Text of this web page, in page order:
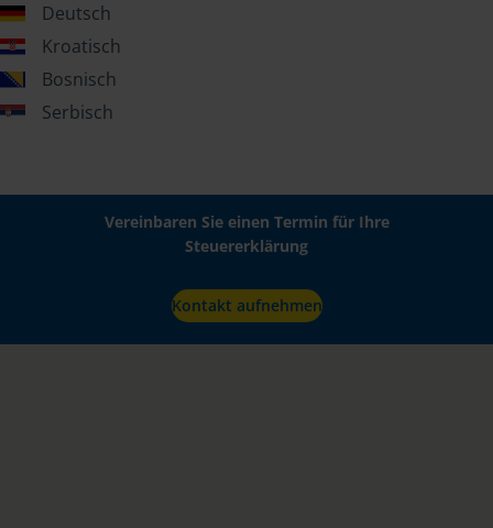
Deutsch
Kroatisch
Bosnisch
Serbisch
Vereinbaren Sie einen Termin für Ihre
Steuererklärung
Kontakt aufnehmen